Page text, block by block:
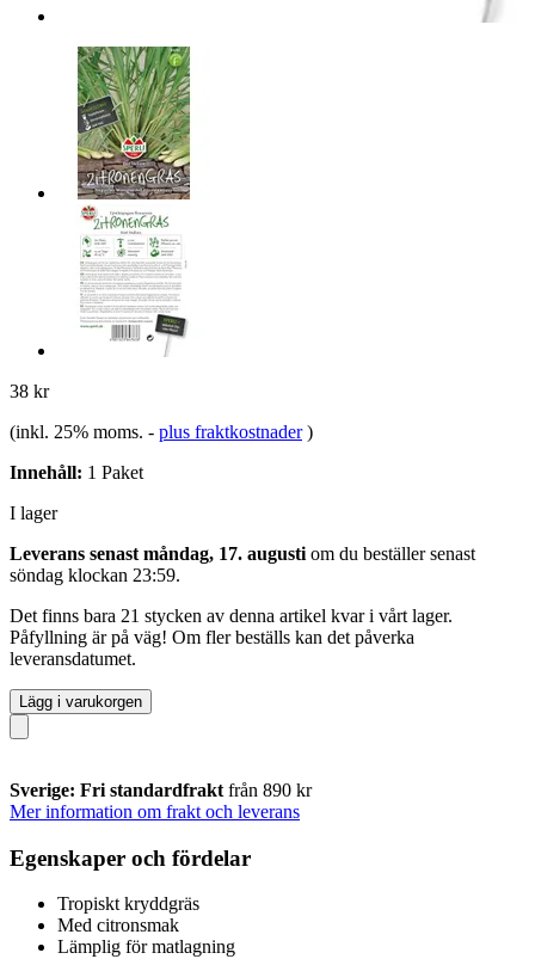
38 kr
(inkl. 25% moms. - plus fraktkostnader )
Innehåll: 1 Paket
I lager
Leverans senast måndag, 17. augusti om du beställer senast
söndag klockan 23:59.
Det finns bara 21 stycken av denna artikel kvar i vårt lager.
Påfyllning är på väg! Om fler beställs kan det påverka
leveransdatumet.
Lägg i varukorgen
Sverige: Fri standardfrakt från 890 kr
Mer information om frakt och leverans
Egenskaper och fördelar
Tropiskt kryddgräs
Med citronsmak
Lämplig för matlagning